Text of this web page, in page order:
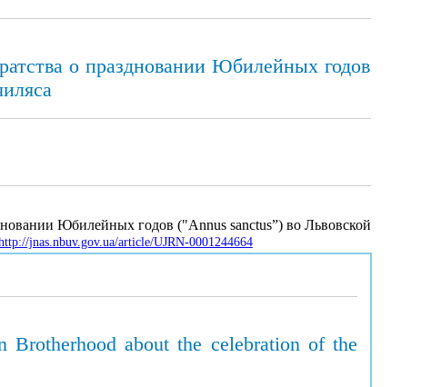
о праздновании Юбилейных годов
Юбилейных годов ("Annus sanctus”) во Львовской
jnas.nbuv.gov.ua/article/UJRN-0001244664
about the celebration of the